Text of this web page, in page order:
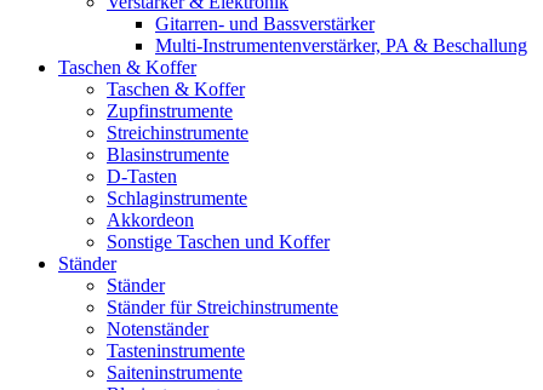
Gitarren- und Bassverstärker
Multi-Instrumentenverstärker, PA & Beschallung
Taschen & Koffer
Taschen & Koffer
Zupfinstrumente
Streichinstrumente
Blasinstrumente
D-Tasten
Schlaginstrumente
Akkordeon
Sonstige Taschen und Koffer
Ständer
Ständer
Ständer für Streichinstrumente
Notenständer
Tasteninstrumente
Saiteninstrumente